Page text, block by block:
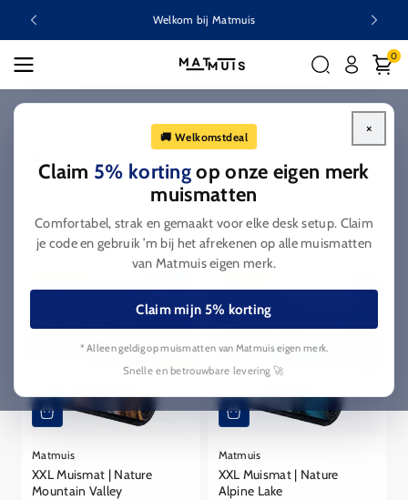
inhoud
Welkom bij Matmuis
0
×
🚚 Welkomstdeal
Claim 5% kortingop onze eigen merk
muismatten
Comfortabel, strak en gemaakt voor elke desk setup. Claim
je code en gebruik ’m bij het afrekenen op alle muismatten
van Matmuis eigen merk.
Claim mijn 5% korting
* Alleen geldig op muismatten van Matmuis eigen merk.
Snelle en betrouwbare levering 🚀
t
i
Nature
Matmuis
XXL Muismat | Nature
Mountain Valley
Matmuis
XXL Muismat | Nature
Alpine Lake